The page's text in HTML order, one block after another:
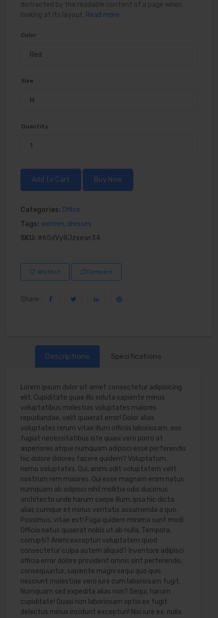
distracted by the readable content of a page when
looking at its layout. Read more
Color
Size
Quantity
Add to Cart Buy Now
Categories: Office
Tags: women, dresses
SKU: #65dVy8Jzxewr34
Wishlist Compare
Share:
Descriptions Specifications
Lorem ipsum dolor sit amet consectetur adipisicing
elit. Cupiditate quae illo soluta sapiente minus
voluptatibus molestias voluptates maiores
repudiandae, velit quaerat error! Dolor alias
voluptates rerum vitae illum officiis laboriosam, eos
fugiat necessitatibus iste quasi vero porro at
asperiores atque numquam adipisci esse perferendis
hic dolore dolores facere quidem? Voluptatum,
nemo voluptates. Qui, animi odit voluptatem velit
nostrum rem maiores. Qui esse magnam enim natus
numquam ab adipisci nihil mollitia odio ducimus
architecto unde harum saepe illum, ipsa hic dicta
alias cumque et minus veritatis assumenda a quo.
Possimus, vitae est! Fuga quidem minima sunt modi.
Officia natus quaerat nobis ut ab nulla. Tempora,
corrupti? Animi excepturi voluptatem quod
consectetur culpa autem aliquid? Inventore adipisci
officia error dolore provident omnis sint perferendis,
consequuntur, sapiente magni sequi quo quis
nesciunt molestiae vero iure cum laboriosam fugit.
Numquam sed expedita alias non? Sequi, harum
cupiditate! Quasi non laboriosam optio ex fugit
delectus minus incidunt excepturi! Nisi iure ex, nulla